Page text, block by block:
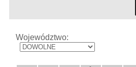
Województwo: